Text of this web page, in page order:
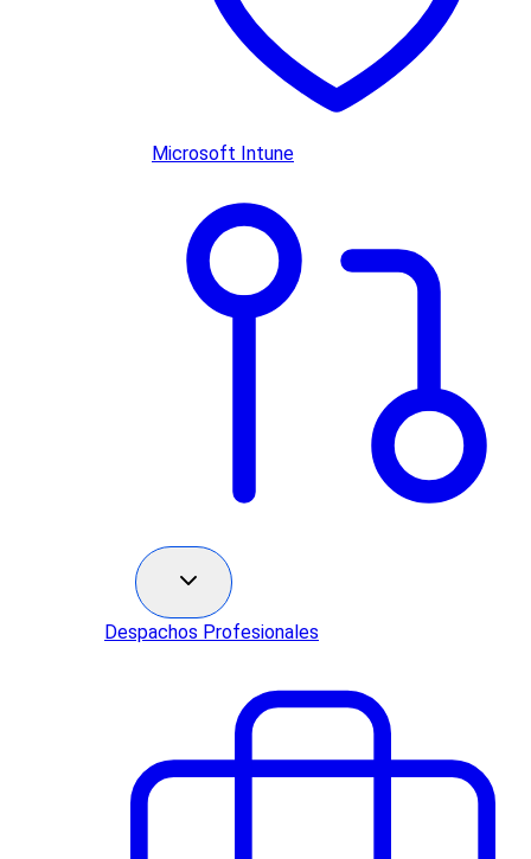
Microsoft Intune
Despachos Profesionales